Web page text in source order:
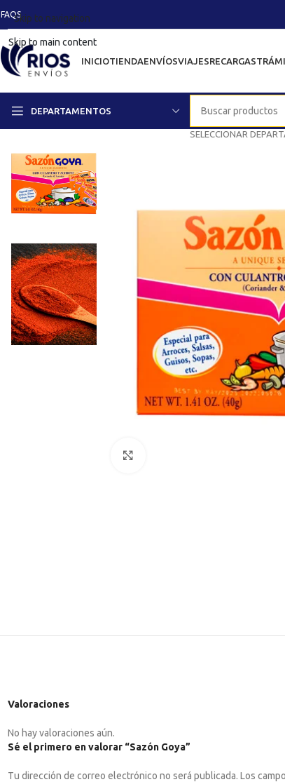
Skip to navigation
Skip to main content
FAQS
INICIOTIENDAENVÍOSVIAJESRECARGAS
DEPARTAMENTOS
SELECCIONAR
Valoraciones
No hay valoraciones aún.
Sé el primero en valorar “Sazón Goya”
Tu dirección de correo electrónico no será publicada. Los